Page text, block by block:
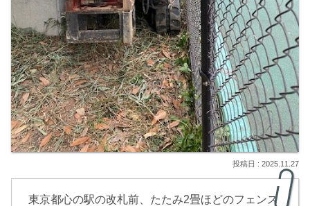
2025.11.27
東京都心の駅の改札前、たたみ2畳ほどのフェンス